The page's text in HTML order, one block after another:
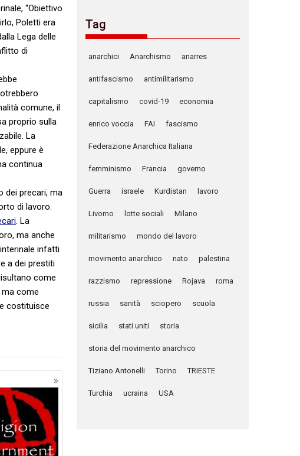
“Obiettivo
Poletti era
Lega delle
di
comune, il
proprio sulla
La
eppure è
continua
dei precari, ma
di lavoro.
. La
ma anche
infatti
a dei prestiti
come
ma come
costituisce
Tag
anarchici Anarchismo anarres
antifascismo antimilitarismo
capitalismo covid-19 economia
enrico voccia FAI fascismo
Federazione Anarchica Italiana
femminismo Francia governo
Guerra israele Kurdistan lavoro
Livorno lotte sociali Milano
militarismo mondo del lavoro
movimento anarchico nato palestina
razzismo repressione Rojava roma
russia sanità sciopero scuola
sicilia stati uniti storia
storia del movimento anarchico
Tiziano Antonelli Torino TRIESTE
Turchia ucraina USA